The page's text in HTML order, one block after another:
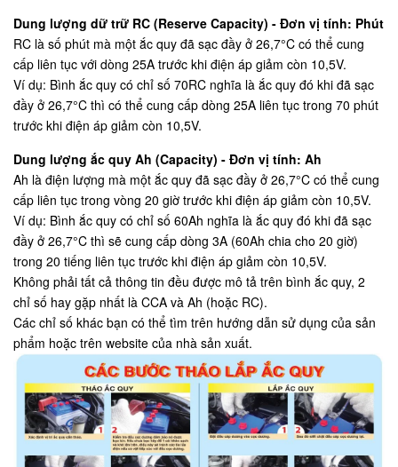
Dung lượng dữ trữ RC (Reserve Capacity) - Đơn vị tính: Phút
RC là số phút mà một ắc quy đã sạc đầy ở 26,7°C có thể cung
cấp liên tục với dòng 25A trước khi điện áp giảm còn 10,5V.
Ví dụ: Bình ắc quy có chỉ số 70RC nghĩa là ắc quy đó khi đã sạc
đầy ở 26,7°C thì có thể cung cấp dòng 25A liên tục trong 70 phút
trước khi điện áp giảm còn 10,5V.
Dung lượng ắc quy Ah (Capacity) - Đơn vị tính: Ah
Ah là điện lượng mà một ắc quy đã sạc đầy ở 26,7°C có thể cung
cấp liên tục trong vòng 20 giờ trước khi điện áp giảm còn 10,5V.
Ví dụ: Bình ắc quy có chỉ số 60Ah nghĩa là ắc quy đó khi đã sạc
đầy ở 26,7°C thì sẽ cung cấp dòng 3A (60Ah chia cho 20 giờ)
trong 20 tiếng liên tục trước khi điện áp giảm còn 10,5V.
Không phải tất cả thông tin đều được mô tả trên bình ắc quy, 2
chỉ số hay gặp nhất là CCA và Ah (hoặc RC).
Các chỉ số khác bạn có thể tìm trên hướng dẫn sử dụng của sản
phẩm hoặc trên website của nhà sản xuất.